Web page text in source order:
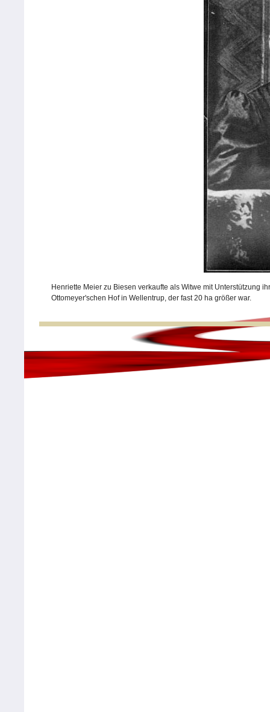
Henriette Meier zu Biesen verkaufte als Witwe mit Unterstützung
Ottomeyer'schen Hof in Wellentrup, der fast 20 ha größer war.